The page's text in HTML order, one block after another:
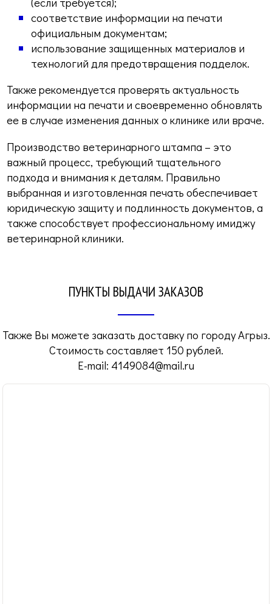
соответствие информации на печати
официальным документам;
использование защищенных материалов и
технологий для предотвращения подделок.
Также рекомендуется проверять актуальность
информации на печати и своевременно обновлять
ее в случае изменения данных о клинике или враче.
Производство ветеринарного штампа – это
важный процесс, требующий тщательного
подхода и внимания к деталям. Правильно
выбранная и изготовленная печать обеспечивает
юридическую защиту и подлинность документов, а
также способствует профессиональному имиджу
ветеринарной клиники.
ПУНКТЫ ВЫДАЧИ ЗАКАЗОВ
Также Вы можете заказать доставку по городу Агрыз.
Стоимость составляет 150 рублей.
E-mail: 4149084@mail.ru